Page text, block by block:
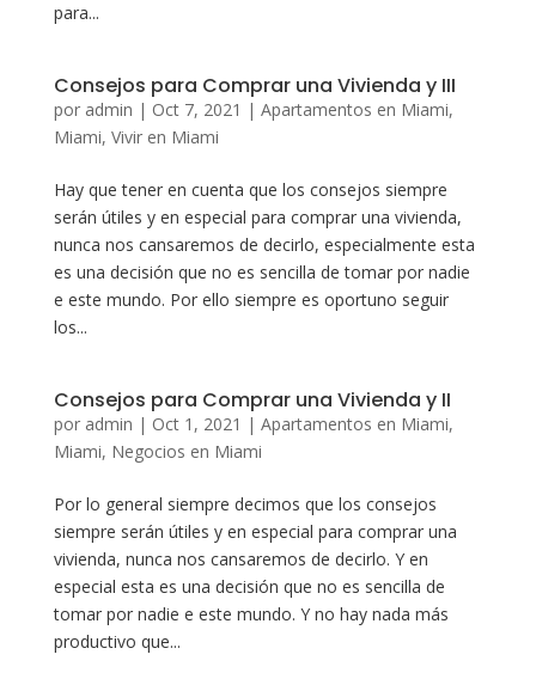
para...
Consejos para Comprar una Vivienda y III
por admin | Oct 7, 2021 | Apartamentos en Miami,
Miami, Vivir en Miami
Hay que tener en cuenta que los consejos siempre
serán útiles y en especial para comprar una vivienda,
nunca nos cansaremos de decirlo, especialmente esta
es una decisión que no es sencilla de tomar por nadie
e este mundo. Por ello siempre es oportuno seguir
los...
Consejos para Comprar una Vivienda y II
por admin | Oct 1, 2021 | Apartamentos en Miami,
Miami, Negocios en Miami
Por lo general siempre decimos que los consejos
siempre serán útiles y en especial para comprar una
vivienda, nunca nos cansaremos de decirlo. Y en
especial esta es una decisión que no es sencilla de
tomar por nadie e este mundo. Y no hay nada más
productivo que...